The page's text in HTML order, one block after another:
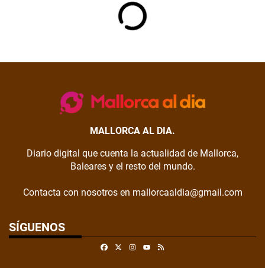
MALLORCA AL DIA.
Diario digital que cuenta la actualidad de Mallorca,
Baleares y el resto del mundo.
Contacta con nosotros en mallorcaaldia@gmail.com
SÍGUENOS
FacebookInstagram